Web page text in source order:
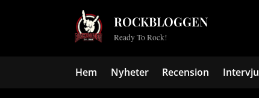
ROCKBLOGGEN
Ready To Rock!
Hem Nyheter Recension Intervju